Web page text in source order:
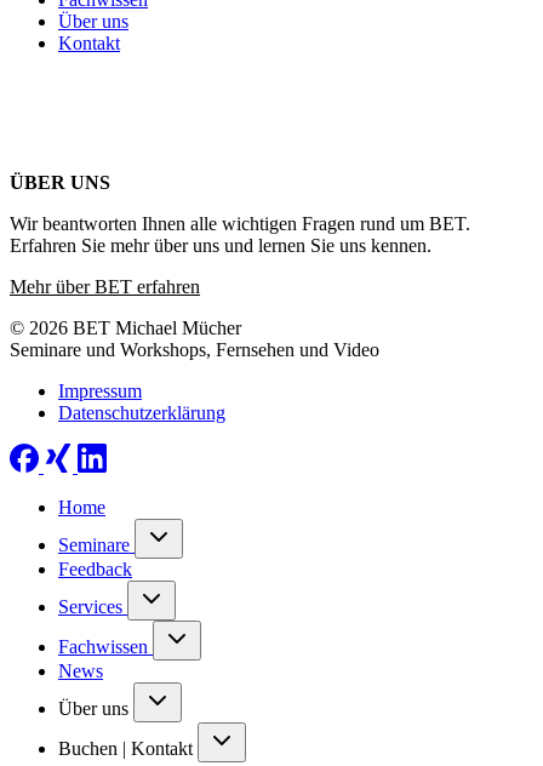
Über uns
Kontakt
ÜBER UNS
Wir beantworten Ihnen alle wichtigen Fragen rund um BET.
Erfahren Sie mehr über uns und lernen Sie uns kennen.
Mehr über BET erfahren
© 2026 BET Michael Mücher
Seminare und Workshops, Fernsehen und Video
Impressum
Datenschutzerklärung
Home
Seminare
Feedback
Services
Fachwissen
News
Über uns
Buchen | Kontakt